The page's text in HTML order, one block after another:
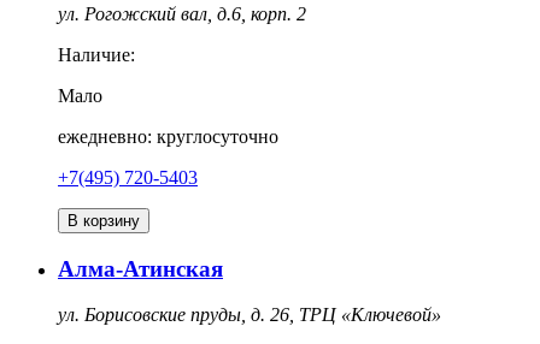
ул. Рогожский вал, д.6, корп. 2
Наличие:
Мало
ежедневно: круглосуточно
+7(495) 720-5403
В корзину
Алма-Атинская
ул. Борисовские пруды, д. 26, ТРЦ «Ключевой»